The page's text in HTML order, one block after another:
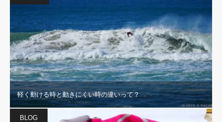
軽く動ける時と動きにくい時の違いって？
BLOG